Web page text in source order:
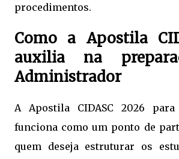
procedimentos.
Como a Apostila
auxilia na
Administrador
A Apostila CIDASC 2026
funciona como um ponto de
quem deseja estruturar os